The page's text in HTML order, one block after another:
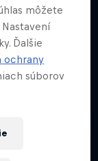
môžete
Ďalšie
ochrany
súborov